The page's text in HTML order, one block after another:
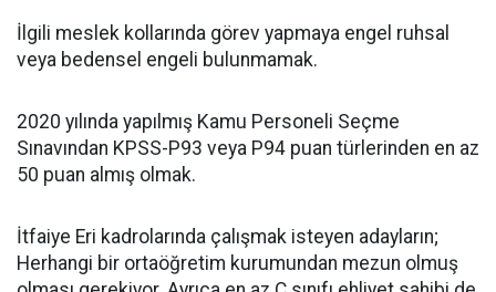
İlgili meslek kollarında görev yapmaya engel ruhsal
veya bedensel engeli bulunmamak.
2020 yılında yapılmış Kamu Personeli Seçme
Sınavından KPSS-P93 veya P94 puan türlerinden en az
50 puan almış olmak.
İtfaiye Eri kadrolarında çalışmak isteyen adayların;
Herhangi bir ortaöğretim kurumundan mezun olmuş